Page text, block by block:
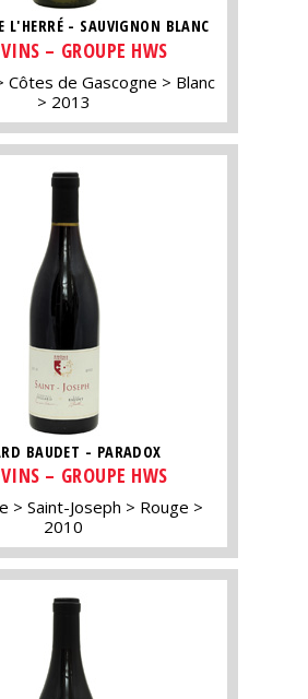
L'HERRÉ - SAUVIGNON BLANC
– GROUPE HWS
Côtes de Gascogne
Blanc
2013
BAUDET - PARADOX
– GROUPE HWS
Saint-Joseph
Rouge
2010